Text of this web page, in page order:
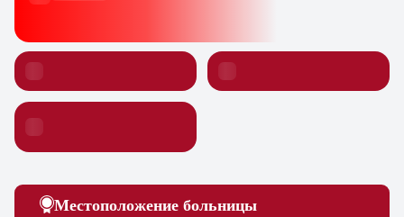
Местоположение больницы